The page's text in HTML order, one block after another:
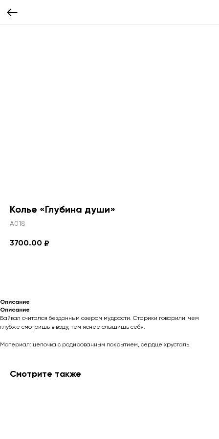
Колье «Глубина души»
А018
3700.00 ₽
Описание
Описание
Байкал считался бездонным озером мудрости. Старики говорили: чем
глубже смотришь в воду, тем яснее слышишь себя.
Материал: цепочка с родированным покрытием, сердце хрусталь
Смотрите также